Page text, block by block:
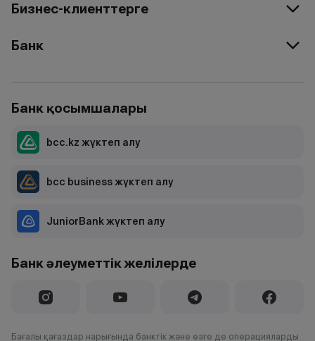
Бизнес-клиенттерге
Банк
Банк әлеуметтік желілерде
Банк қосымшалары
bcc.kz жүктеп алу
bcc business жүктеп алу
JuniorBank жүктеп алу
Бағалы қағаздар нарығында банктік және өзге де операцияларды